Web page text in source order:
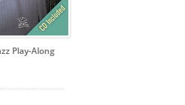
Play-Along